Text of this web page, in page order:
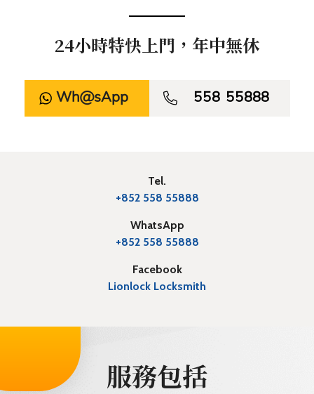
24小時特快上門，年中無休
WhatsApp  558 55888
Tel.
+852 558 55888
WhatsApp
+852 558 55888
Facebook
Lionlock Locksmith
服務包括